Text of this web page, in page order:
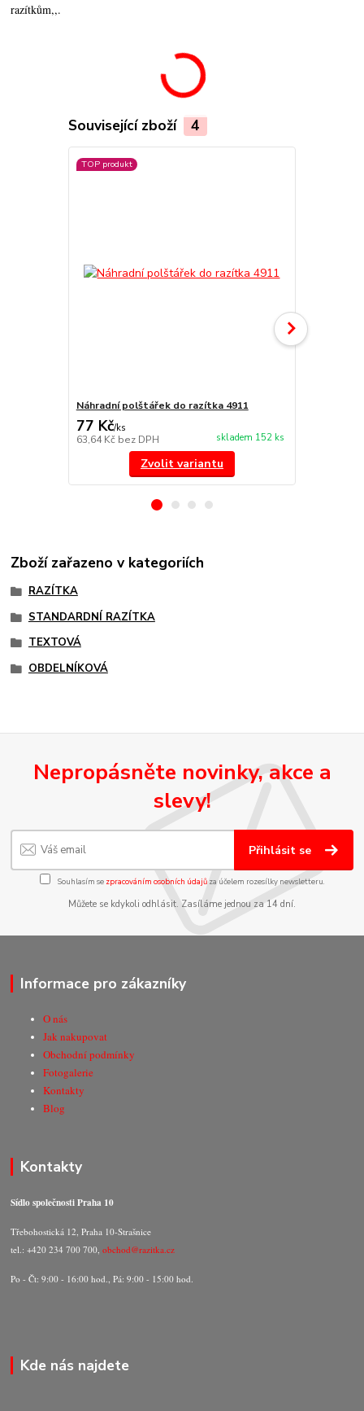
razítkům,,.
Související zboží 4
TOP produkt
Náhradní polštářek do razítka 4911
77 Kč/ks
63,64 Kč bez DPH skladem 152 ks
Zvolit variantu
Zboží zařazeno v kategoriích
RAZÍTKA
STANDARDNÍ RAZÍTKA
TEXTOVÁ
OBDELNÍKOVÁ
Nepropásněte novinky, akce a
slevy!
Přihlásit se
Souhlasím se zpracováním osobních údajůza účelem rozesílky newsletteru.
Můžete se kdykoli odhlásit. Zasíláme jednou za 14 dní.
Informace pro zákazníky
O nás
Jak nakupovat
Obchodní podmínky
Fotogalerie
Kontakty
Blog
Kontakty
Sídlo společnosti Praha 10
Třebohostická 12, Praha 10-Strašnice
tel.: +420 234 700 700,obchod@razitka.cz
Po - Čt: 9:00 - 16:00 hod., Pá: 9:00 - 15:00 hod.
Kde nás najdete